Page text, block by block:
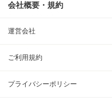
会社概要・規約
運営会社
ご利用規約
プライバシーポリシー